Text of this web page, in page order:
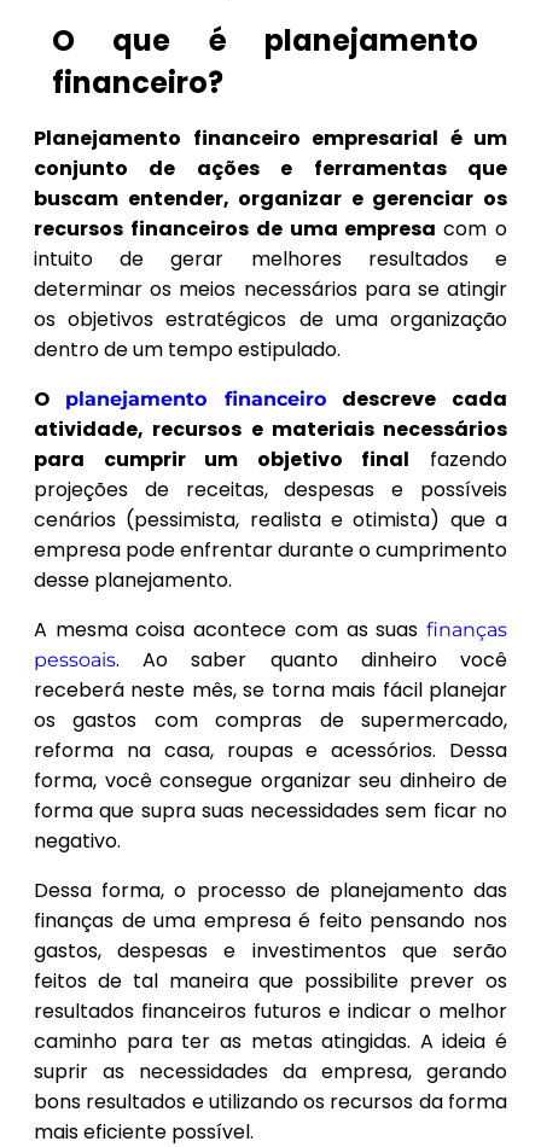
O que é planejamento
financeiro?
Planejamento financeiro empresarial é um
conjunto de ações e ferramentas que
buscam entender, organizar e gerenciar os
recursos financeiros de uma empresacom o
intuito de gerar melhores resultados e
determinar os meios necessários para se atingir
os objetivos estratégicos de uma organização
dentro de um tempo estipulado.
O
planejamento financeiro
descreve cada
atividade, recursos e materiais necessários
para cumprir um objetivo final fazendo
projeções de receitas, despesas e possíveis
cenários (pessimista, realista e otimista) que a
empresa pode enfrentar durante o cumprimento
desse planejamento.
A mesma coisa acontece com as suas finanças
pessoais. Ao saber quanto dinheiro você
receberá neste mês, se torna mais fácil planejar
os gastos com compras de supermercado,
reforma na casa, roupas e acessórios. Dessa
forma, você consegue organizar seu dinheiro de
forma que supra suas necessidades sem ficar no
negativo.
Dessa forma, o processo de planejamento das
finanças de uma empresa é feito pensando nos
gastos, despesas e investimentos que serão
feitos de tal maneira que possibilite prever os
resultados financeiros futuros e indicar o melhor
caminho para ter as metas atingidas. A ideia é
suprir as necessidades da empresa, gerando
bons resultados e utilizando os recursos da forma
mais eficiente possível.